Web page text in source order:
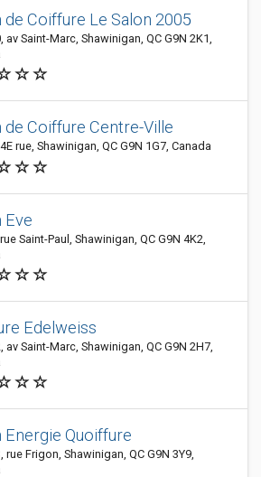
de Coiffure Le Salon 2005
av Saint-Marc, Shawinigan, QC G9N 2K1,
de Coiffure Centre-Ville
rue, Shawinigan, QC G9N 1G7, Canada
Eve
Saint-Paul, Shawinigan, QC G9N 4K2,
Edelweiss
av Saint-Marc, Shawinigan, QC G9N 2H7,
Energie Quoiffure
rue Frigon, Shawinigan, QC G9N 3Y9,